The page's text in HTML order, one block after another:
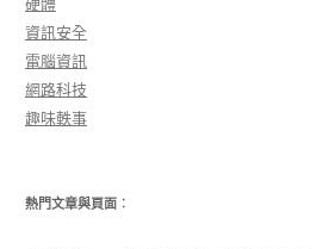
資訊安全
電腦資訊
網路科技
趣味軼事
熱門文章與頁面︰